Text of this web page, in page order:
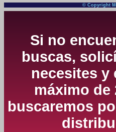
© Copyright
Si no
buscas,
necesites y
máximo de
buscaremos